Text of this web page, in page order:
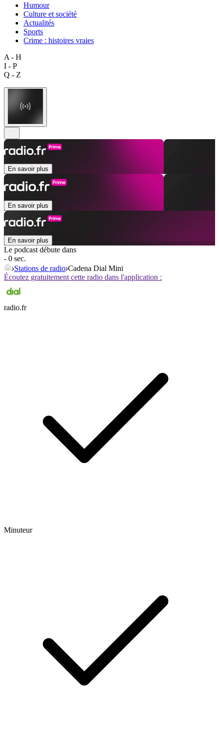
Humour
Culture et société
Actualités
Sports
Crime : histoires vraies
A - H
I - P
Q - Z
En savoir plus
En savoir plus
En savoir plus
Le podcast débute dans
- 0 sec.
Stations de radio Cadena Dial Mini
Écoutez gratuitement cette radio dans l'application :
radio.fr
Minuteur